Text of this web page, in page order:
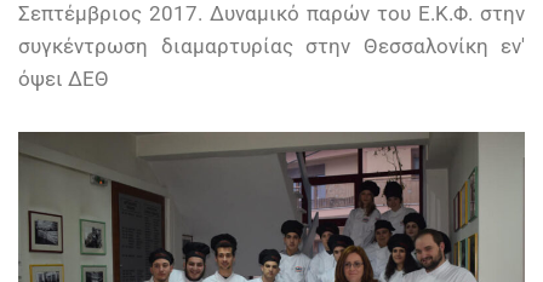
Σεπτέμβριος 2017. Δυναμικό παρών του Ε.Κ.Φ. στην
συγκέντρωση διαμαρτυρίας στην Θεσσαλονίκη εν'
όψει ΔΕΘ